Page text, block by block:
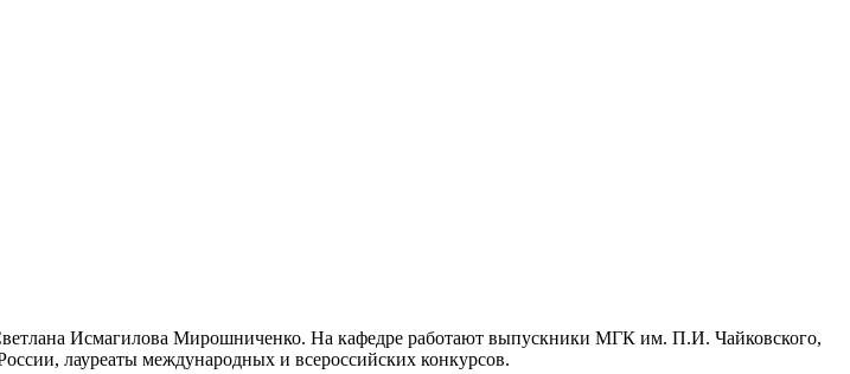
Исмагилова Мирошниченко. На кафедре работают выпускники МГК им. П.И. Чайковского,
лауреаты международных и всероссийских конкурсов.